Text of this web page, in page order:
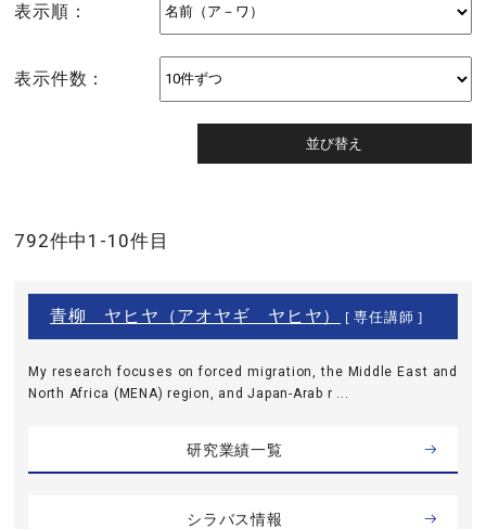
表示順：
表示件数：
792件中1-10件目
青柳 ヤヒヤ（アオヤギ ヤヒヤ） [ 専任講師 ]
My research focuses on forced migration, the Middle East and
North Africa (MENA) region, and Japan-Arab r ...
研究業績一覧
シラバス情報